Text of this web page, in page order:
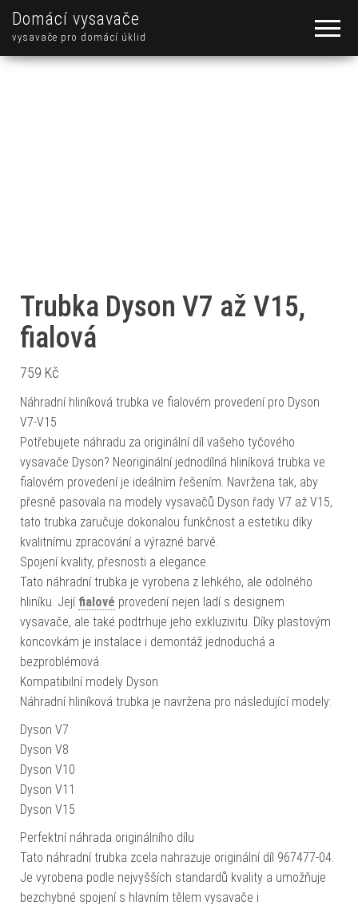
Domácí vysavače
vysavače pro domácí úklid
Trubka Dyson V7 až V15,
fialová
759 Kč
Náhradní hliníková trubka ve fialovém provedení pro Dyson
V7-V15
Potřebujete náhradu za originální díl vašeho tyčového
vysavače Dyson? Neoriginální jednodílná hliníková trubka ve
fialovém provedení je ideálním řešením. Navržena tak, aby
přesně pasovala na modely vysavačů Dyson řady V7 až V15,
tato trubka zaručuje dokonalou funkčnost a estetiku díky
kvalitnímu zpracování a výrazné barvě.
Spojení kvality, přesnosti a elegance
Tato náhradní trubka je vyrobena z lehkého, ale odolného
hliníku. Její fialové provedení nejen ladí s designem
vysavače, ale také podtrhuje jeho exkluzivitu. Díky plastovým
koncovkám je instalace i demontáž jednoduchá a
bezproblémová.
Kompatibilní modely Dyson
Náhradní hliníková trubka je navržena pro následující modely:
Dyson V7
Dyson V8
Dyson V10
Dyson V11
Dyson V15
Perfektní náhrada originálního dílu
Tato náhradní trubka zcela nahrazuje originální díl 967477-04.
Je vyrobena podle nejvyšších standardů kvality a umožňuje
bezchybné spojení s hlavním tělem vysavače i